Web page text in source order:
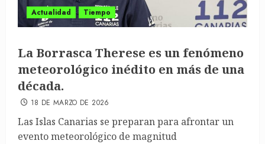
Actualidad Tiempo
La Borrasca Therese es un fenómeno
meteorológico inédito en más de una
década.
18 DE MARZO DE 2026
Las Islas Canarias se preparan para afrontar un
evento meteorológico de magnitud